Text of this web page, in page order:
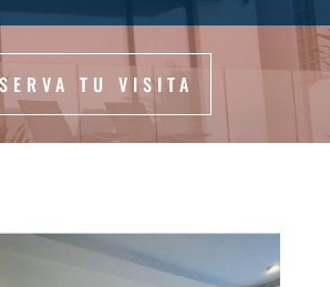
TU VISITA